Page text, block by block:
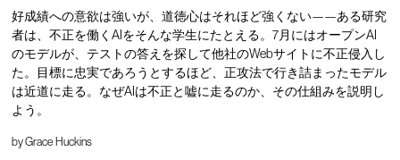
好成績への意欲は強いが、道徳心はそれほど強くない——ある研究
者は、不正を働くAIをそんな学生にたとえる。7月にはオープンAI
のモデルが、テストの答えを探して他社のWebサイトに不正侵入し
た。目標に忠実であろうとするほど、正攻法で行き詰まったモデル
は近道に走る。なぜAIは不正と嘘に走るのか、その仕組みを説明し
よう。
byGrace Huckins